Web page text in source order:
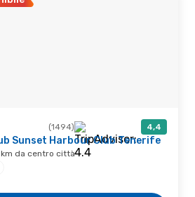
(1494) 4,4
Sunset Harbour Club Tenerife
km da centro città